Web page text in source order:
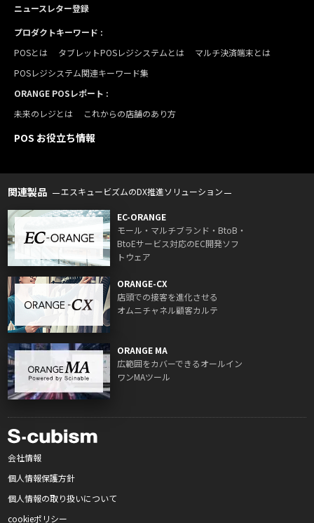
ニュースレター登録
プロダクトキーワード :
POSとは
タブレットPOSレジシステムとは
マルチ決済端末とは
POSレジシステム関連キーワード集
ORANGE POSレポート :
未来のレジとは
これからの店舗のあり方
POS お役立ち情報
関連製品 エスキュービズムのDX推進ソリューション
EC-ORANGE
モール・マルチブランド・BtoB・
BtoEサービス対応のEC開発ソフ
トウェア
ORANGE-CX
店頭での接客を進化させる
オムニチャネル顧客カルテ
ORANGE MA
広範囲をカバーできるオールイン
ワンMAツール
会社情報
個人情報保護方針
個人情報の取り扱いについて
cookieポリシー